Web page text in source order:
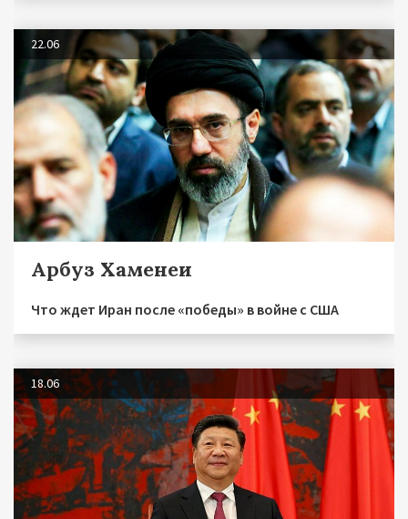
22.06
Арбуз Хаменеи
Что ждет Иран после «победы» в войне с США
18.06